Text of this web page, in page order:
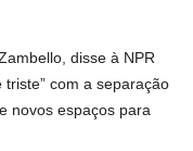
disse à NPR
com a separação
novos espaços para